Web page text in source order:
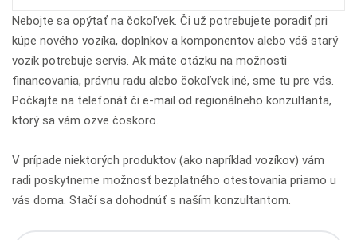
Nebojte sa opýtať na čokoľvek. Či už potrebujete poradiť pri
kúpe nového vozíka, doplnkov a komponentov alebo váš starý
vozík potrebuje servis. Ak máte otázku na možnosti
financovania, právnu radu alebo čokoľvek iné, sme tu pre vás.
Počkajte na telefonát či e-mail od regionálneho konzultanta,
ktorý sa vám ozve čoskoro.
V prípade niektorých produktov (ako napríklad vozíkov) vám
radi poskytneme možnosť bezplatného otestovania priamo u
vás doma. Stačí sa dohodnúť s naším konzultantom.